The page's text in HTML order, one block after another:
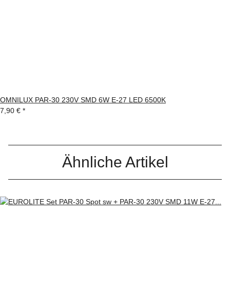
OMNILUX PAR-30 230V SMD 6W E-27 LED 6500K
7,90 € *
Ähnliche Artikel